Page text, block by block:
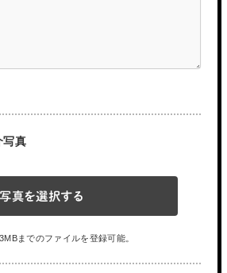
写真
写真を選択する
までのファイルを登録可能。